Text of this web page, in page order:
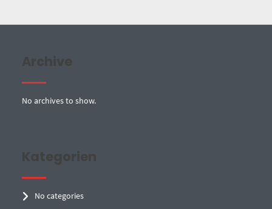
Archive
No archives to show.
Kategorien
No categories